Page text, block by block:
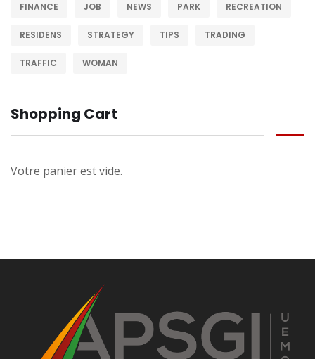
FINANCE JOB NEWS PARK RECREATION
RESIDENS STRATEGY TIPS TRADING
TRAFFIC WOMAN
Shopping Cart
Votre panier est vide.